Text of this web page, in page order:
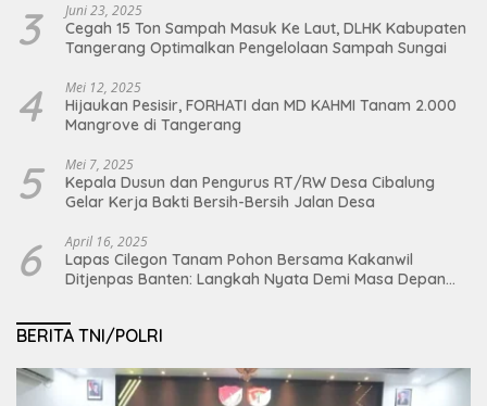
3 Juni 23, 2025
Cegah 15 Ton Sampah Masuk Ke Laut, DLHK Kabupaten
Tangerang Optimalkan Pengelolaan Sampah Sungai
4 Mei 12, 2025
Hijaukan Pesisir, FORHATI dan MD KAHMI Tanam 2.000
Mangrove di Tangerang
5 Mei 7, 2025
Kepala Dusun dan Pengurus RT/RW Desa Cibalung
Gelar Kerja Bakti Bersih-Bersih Jalan Desa
6 April 16, 2025
Lapas Cilegon Tanam Pohon Bersama Kakanwil
Ditjenpas Banten: Langkah Nyata Demi Masa Depan
BERITA TNI/POLRI